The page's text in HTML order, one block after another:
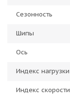
Сезонность
Шипы
Ось
Индекс нагрузки
Индекс скорости